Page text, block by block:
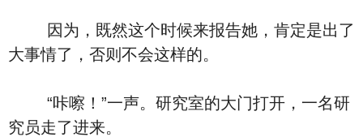
因为，既然这个时候来报告她，肯定是出了
大事情了，否则不会这样的。
“咔嚓！”一声。研究室的大门打开，一名研
究员走了进来。